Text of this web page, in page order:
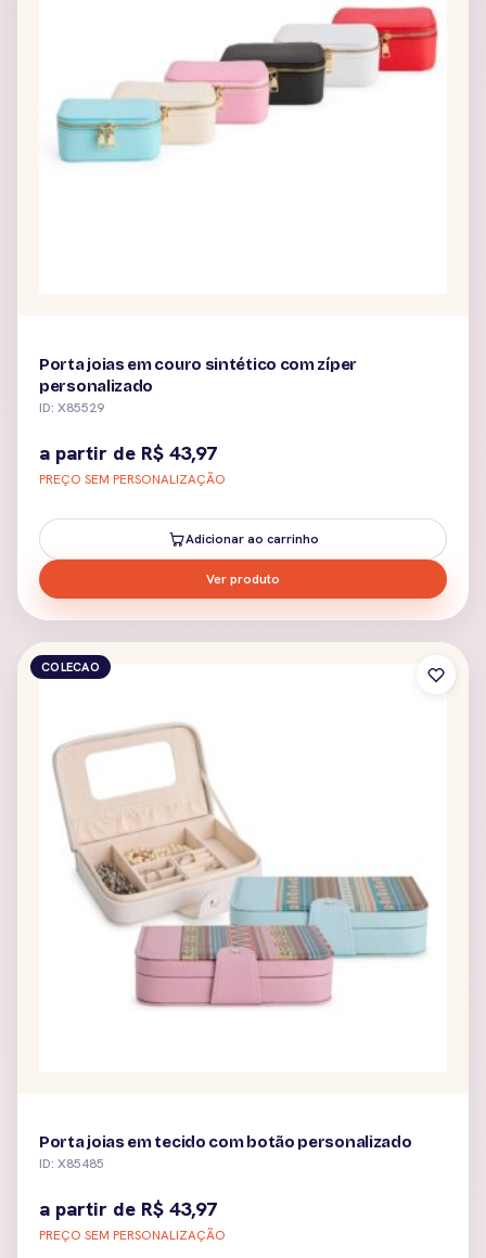
Porta joias em couro sintético com zíper
personalizado
ID: X85529
a partir de R$ 43,97
PREÇO SEM PERSONALIZAÇÃO
Adicionar ao carrinho
Ver produto
COLECAO
Porta joias em tecido com botão personalizado
ID: X85485
a partir de R$ 43,97
PREÇO SEM PERSONALIZAÇÃO